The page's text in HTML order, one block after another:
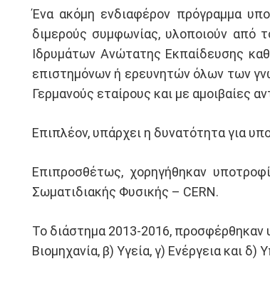
Ένα ακόμη ενδιαφέρον πρόγραμμα
διμερούς συμφωνίας, υλοποιούν από
Ιδρυμάτων Ανώτατης Εκπαίδευσης
επιστημόνων ή ερευνητών όλων των
Γερμανούς εταίρους και με αμοιβαίες
Επιπλέον, υπάρχει η δυνατότητα για
Επιπροσθέτως, χορηγήθηκαν
Σωματιδιακής Φυσικής – CERN.
Το διάστημα 2013-2016, προσφέρθηκαν
Βιομηχανία, β) Υγεία, γ) Ενέργεια και